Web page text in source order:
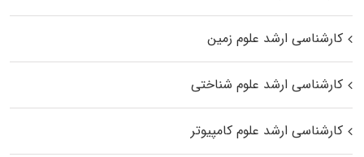
کارشناسی ارشد علوم زمین
کارشناسی ارشد علوم شناختی
کارشناسی ارشد علوم کامپیوتر